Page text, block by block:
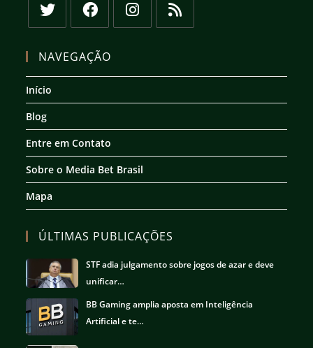
em
nova
aba
em
aba
aba
aba
NAVEGAÇÃO
Início
Blog
Entre em Contato
Sobre o Media Bet Brasil
Mapa
ÚLTIMAS PUBLICAÇÕES
STF adia julgamento sobre jogos de azar e deve
unificar…
BB Gaming amplia aposta em Inteligência
Artificial e te…